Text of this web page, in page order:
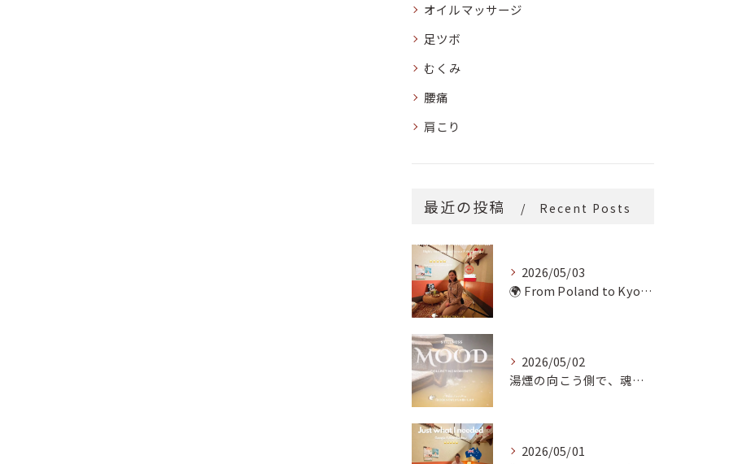
オイルマッサージ
足ツボ
むくみ
腰痛
肩こり
最近の投稿 Recent Posts
2026/05/03
🌍 From Poland to Kyoto! 🇵🇱✨
2026/05/02
湯煙の向こう側で、魂の輪郭を整える。
2026/05/01